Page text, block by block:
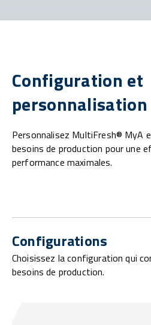
Configuration et
personnalisation
Personnalisez MultiFresh® MyA
besoins de production pour une
performance maximales.
Configurations
Choisissez la configuration qui
besoins de production.